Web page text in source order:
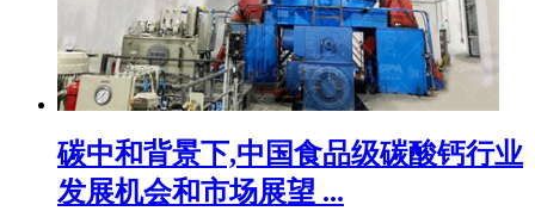
碳中和背景下,中国食品级碳酸钙行业
发展机会和市场展望 ...